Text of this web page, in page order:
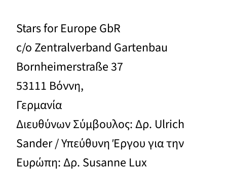
Stars for Europe GbR
c/o Zentralverband Gartenbau
Bornheimerstraße 37
53111 Βόννη,
Γερμανία
Διευθύνων Σύμβουλος: Δρ. Ulrich
Sander / Υπεύθυνη Έργου για την
Ευρώπη: Δρ. Susanne Lux